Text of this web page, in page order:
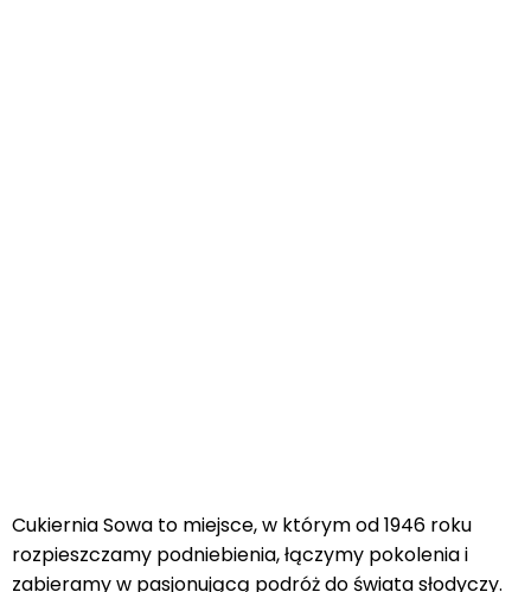
Cukiernia Sowa to miejsce, w którym od 1946 roku
rozpieszczamy podniebienia, łączymy pokolenia i
zabieramy w pasjonującą podróż do świata słodyczy.